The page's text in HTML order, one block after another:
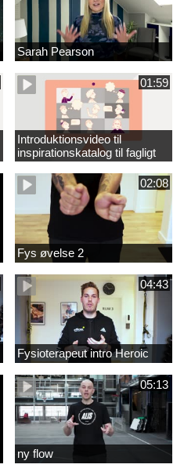
Sarah Pearson
01:59
Introduktionsvideo til
inspirationskatalog til fagligt
løft
02:08
Fys øvelse 2
04:43
Fysioterapeut intro Heroic
05:13
ny flow